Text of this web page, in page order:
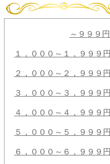
～９９９円
１，０００～１，９９９円
２，０００～２，９９９円
３，０００～３，９９９円
４，０００～４，９９９円
５，０００～５，９９９円
６，０００～６，９９９円